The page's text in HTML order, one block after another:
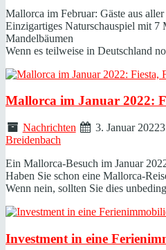
Mallorca im Februar: Gäste aus
Einzigartiges Naturschauspiel mit 7
Mandelbäumen
Wenn es teilweise in Deutschland
Mallorca im Januar 2022:
Nachrichten 3. Januar 2022
Breidenbach
Ein Mallorca-Besuch im Januar
Haben Sie schon eine Mallorca-
Wenn nein, sollten Sie dies
Investment in eine